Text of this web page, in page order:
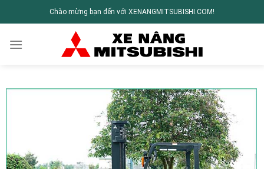
Chào mừng bạn đến với XENANGMITSUBISHI.COM!